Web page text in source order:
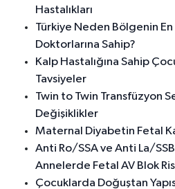
Hastalıkları
Türkiye Neden Bölgenin
Doktorlarına Sahip?
Kalp Hastalığına Sahip
Tavsiyeler
Twin to Twin Transfüzyon
Değişiklikler
Maternal Diyabetin Fetal
Anti Ro/SSA ve Anti La/
Annelerde Fetal AV Blok
Çocuklarda Doğuştan